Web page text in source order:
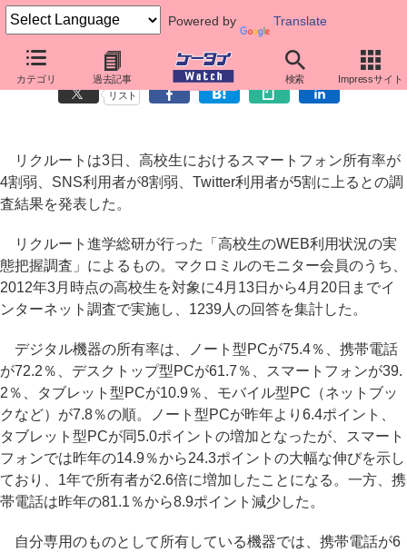
Powered by Translate
カテゴリ 過去記事 検索 Impressサイト
高校生のスマホ所有は4割、Twitter利用率が5割超
リスト
リクルートは3日、高校生におけるスマートフォン所有率が
4割弱、SNS利用者が8割弱、Twitter利用者が5割に上るとの調
査結果を発表した。
リクルート進学総研が行った「高校生のWEB利用状況の実
態把握調査」によるもの。マクロミルのモニター会員のうち、
2012年3月時点の高校生を対象に4月13日から4月20日までイ
ンターネット調査で実施し、1239人の回答を集計した。
デジタル機器の所有率は、ノート型PCが75.4％、携帯電話
が72.2％、デスクトップ型PCが61.7％、スマートフォンが39.
2％、タブレット型PCが10.9％、モバイル型PC（ネットブッ
クなど）が7.8％の順。ノート型PCが昨年より6.4ポイント、
タブレット型PCが同5.0ポイントの増加となったが、スマート
フォンでは昨年の14.9％から24.3ポイントの大幅な伸びを示し
ており、1年で所有者が2.6倍に増加したことになる。一方、携
帯電話は昨年の81.1％から8.9ポイント減少した。
自分専用のものとして所有している機器では、携帯電話が6